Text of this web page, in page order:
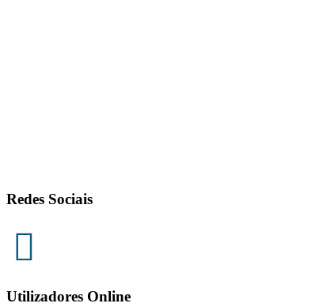
Redes Sociais
Utilizadores Online